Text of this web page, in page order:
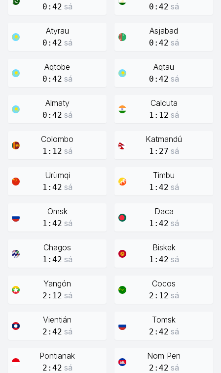
0:42 sá 0:42 sá
Atyrau
0:42 sá
Asjabad
0:42 sá
Aqtobe
0:42 sá
Aqtau
0:42 sá
Almaty
0:42 sá
Calcuta
1:12 sá
Colombo
1:12 sá
Katmandú
1:27 sá
Ürümqi
1:42 sá
Timbu
1:42 sá
Omsk
1:42 sá
Daca
1:42 sá
Chagos
1:42 sá
Biskek
1:42 sá
Yangón
2:12 sá
Cocos
2:12 sá
Vientián
2:42 sá
Tomsk
2:42 sá
Pontianak
2:42 sá
Nom Pen
2:42 sá